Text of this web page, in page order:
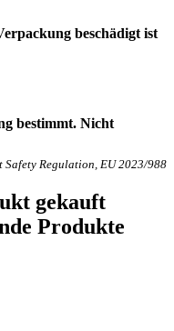
beschädigt ist
bestimmt. Nicht
Safety Regulation, EU 2023/988
gekauft
Produkte